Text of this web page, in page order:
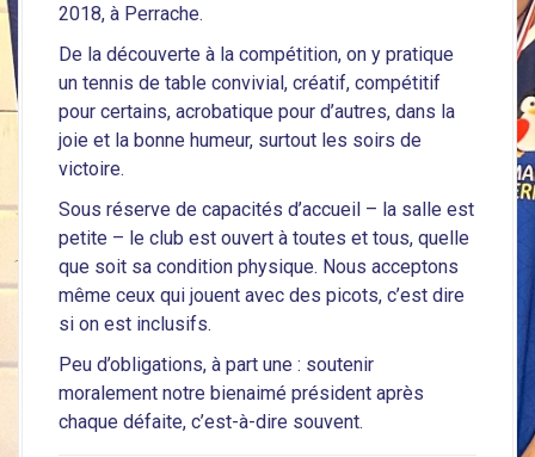
2018, à Perrache.
De la découverte à la compétition, on y pratique
un tennis de table convivial, créatif, compétitif
pour certains, acrobatique pour d’autres, dans la
joie et la bonne humeur, surtout les soirs de
victoire.
Sous réserve de capacités d’accueil – la salle est
petite – le club est ouvert à toutes et tous, quelle
que soit sa condition physique. Nous acceptons
même ceux qui jouent avec des picots, c’est dire
si on est inclusifs.
Peu d’obligations, à part une : soutenir
moralement notre bienaimé président après
chaque défaite, c’est-à-dire souvent.